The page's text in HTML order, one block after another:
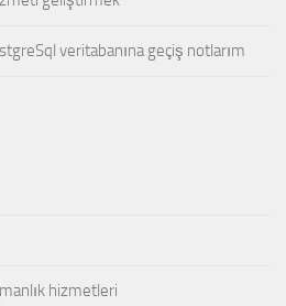
veritabanına geçiş notlarım
hizmetleri